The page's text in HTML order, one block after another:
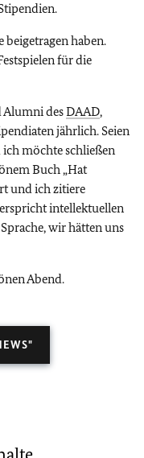
beigetragen haben.
für die
Alumni desDAAD,
jährlich. Seien
möchte schließen
Buch „Hat
und ich zitiere
intellektuellen
wir hätten uns
Abend.